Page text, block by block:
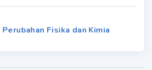
Perubahan Fisika dan Kimia